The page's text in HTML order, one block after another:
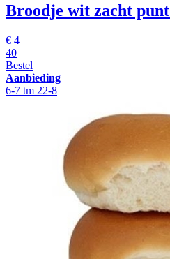
Broodje wit zacht punt
€ 4
40
Bestel
Aanbieding
6-7 tm 22-8